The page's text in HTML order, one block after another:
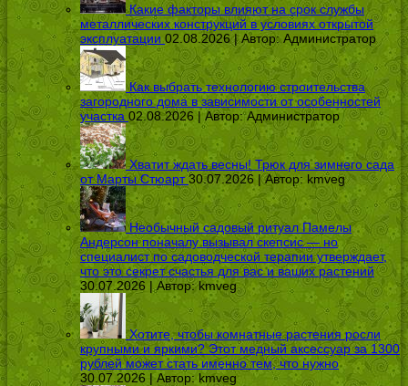
Какие факторы влияют на срок службы
металлических конструкций в условиях открытой
эксплуатации 02.08.2026 | Автор:Администратор
Как выбрать технологию строительства
загородного дома в зависимости от особенностей
участка 02.08.2026 | Автор:Администратор
Хватит ждать весны! Трюк для зимнего сада
от Марты Стюарт 30.07.2026 | Автор: kmveg
Необычный садовый ритуал Памелы
Андерсон поначалу вызывал скепсис — но
специалист по садоводческой терапии утверждает,
что это секрет счастья для вас и ваших растений
30.07.2026 | Автор:kmveg
Хотите, чтобы комнатные растения росли
крупными и яркими? Этот медный аксессуар за 1300
рублей может стать именно тем, что нужно
30.07.2026 | Автор:kmveg